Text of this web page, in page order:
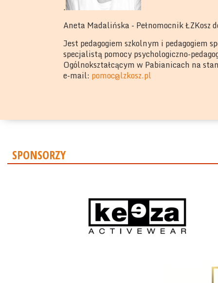
.
Aneta Madalińska - Pełnomocnik ŁZKosz
Jest pedagogiem szkolnym i pedagogiem
specjalistą pomocy psychologiczno-
Ogólnokształcącym w Pabianicach na
e-mail: pomoc@lzkosz.pl
SPONSORZY